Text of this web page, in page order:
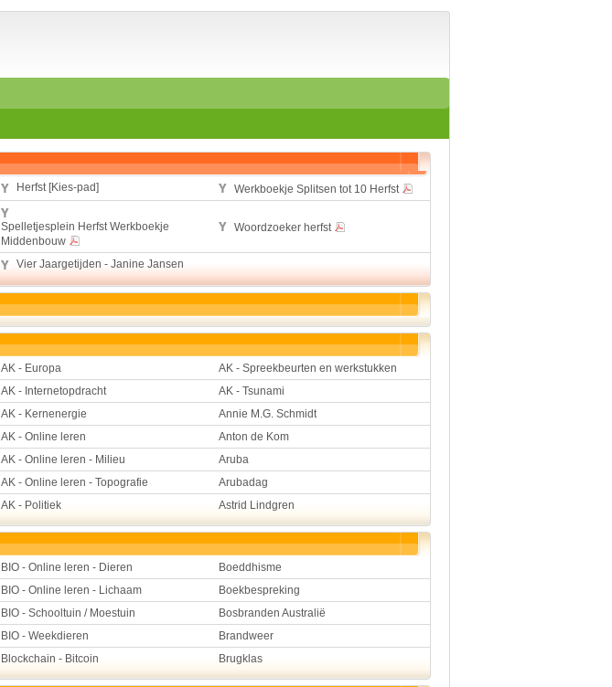
Herfst [Kies-pad] Werkboekje Splitsen tot 10 Herfst
Spelletjesplein Herfst Werkboekje
Middenbouw
Woordzoeker herfst
Vier Jaargetijden - Janine Jansen
AK - Europa
AK - Spreekbeurten en werkstukken
AK - Internetopdracht
AK - Tsunami
AK - Kernenergie
Annie M.G. Schmidt
AK - Online leren
Anton de Kom
AK - Online leren - Milieu
Aruba
AK - Online leren - Topografie
Arubadag
AK - Politiek Astrid Lindgren
BIO - Online leren - Dieren
Boeddhisme
BIO - Online leren - Lichaam
Boekbespreking
BIO - Schooltuin / Moestuin
Bosbranden Australië
BIO - Weekdieren
Brandweer
Blockchain - Bitcoin Brugklas